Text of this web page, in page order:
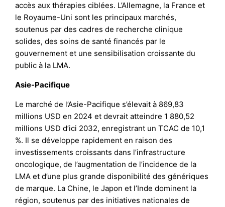
accès aux thérapies ciblées. L’Allemagne, la France et
le Royaume-Uni sont les principaux marchés,
soutenus par des cadres de recherche clinique
solides, des soins de santé financés par le
gouvernement et une sensibilisation croissante du
public à la LMA.
Asie-Pacifique
Le marché de l’Asie-Pacifique s’élevait à 869,83
millions USD en 2024 et devrait atteindre 1 880,52
millions USD d’ici 2032, enregistrant un TCAC de 10,1
%. Il se développe rapidement en raison des
investissements croissants dans l’infrastructure
oncologique, de l’augmentation de l’incidence de la
LMA et d’une plus grande disponibilité des génériques
de marque. La Chine, le Japon et l’Inde dominent la
région, soutenus par des initiatives nationales de